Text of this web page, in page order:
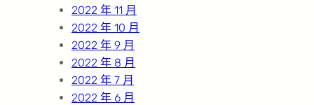
2022 年 11 月
2022 年 10 月
2022 年 9 月
2022 年 8 月
2022 年 7 月
2022 年 6 月